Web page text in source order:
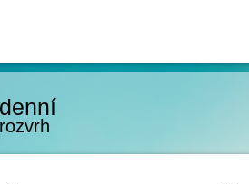
denní
rozvrh